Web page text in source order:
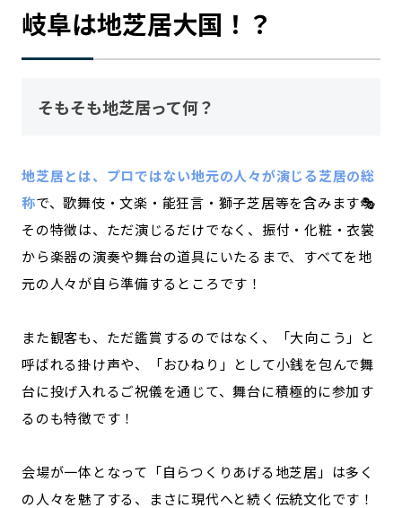
岐阜は地芝居大国！？
そもそも地芝居って何？
地芝居とは、プロではない地元の人々が演じる芝居の総
称で、歌舞伎・文楽・能狂言・獅子芝居等を含みます🎭
その特徴は、ただ演じるだけでなく、振付・化粧・衣裳
から楽器の演奏や舞台の道具にいたるまで、すべてを地
元の人々が自ら準備するところです！
また観客も、ただ鑑賞するのではなく、「大向こう」と
呼ばれる掛け声や、「おひねり」として小銭を包んで舞
台に投げ入れるご祝儀を通じて、舞台に積極的に参加す
るのも特徴です！
会場が一体となって「自らつくりあげる地芝居」は多く
の人々を魅了する、まさに現代へと続く伝統文化です！